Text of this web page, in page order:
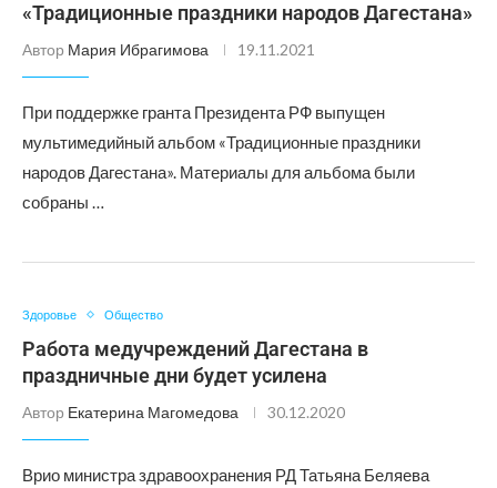
«Традиционные праздники народов Дагестана»
Автор Мария Ибрагимова 19.11.2021
При поддержке гранта Президента РФ выпущен
мультимедийный альбом «Традиционные праздники
народов Дагестана». Материалы для альбома были
собраны …
Здоровье Общество
Работа медучреждений Дагестана в
праздничные дни будет усилена
Автор Екатерина Магомедова 30.12.2020
Врио министра здравоохранения РД Татьяна Беляева